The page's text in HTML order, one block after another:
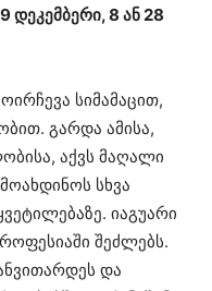
დეკემბერი, 8 ან 28
სიმამაცით,
გარდა ამისა,
აქვს მაღალი
სხვა
იაგუარი
შეძლებს.
და